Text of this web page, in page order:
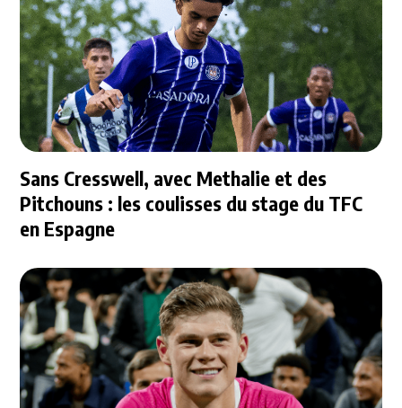
Sans Cresswell, avec Methalie et des
Pitchouns : les coulisses du stage du TFC
en Espagne